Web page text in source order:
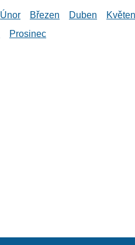
Únor Březen Duben Květen
Prosinec